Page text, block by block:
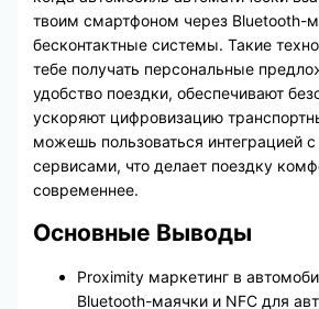
твоим смартфоном через Bluetooth-
бесконтактные системы. Такие
тебе получать персональные
удобство поездки, обеспечивают
ускоряют цифровизацию
можешь пользоваться интеграцией
сервисами, что делает поездку
современнее.
Основные Выводы
Proximity маркетинг в
Bluetooth-маячки и NFC для